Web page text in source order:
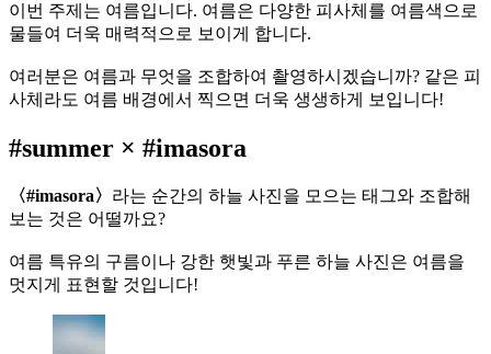
이번 주제는 여름입니다. 여름은 다양한 피사체를 여름색으로
물들여 더욱 매력적으로 보이게 합니다.
여러분은 여름과 무엇을 조합하여 촬영하시겠습니까? 같은 피
사체라도 여름 배경에서 찍으면 더욱 생생하게 보입니다!
#summer × #imasora
〈#imasora〉 라는 순간의 하늘 사진을 모으는 태그와 조합해
보는 것은 어떨까요?
여름 특유의 구름이나 강한 햇빛과 푸른 하늘 사진은 여름을
멋지게 표현할 것입니다!